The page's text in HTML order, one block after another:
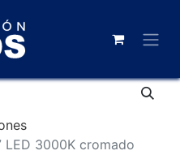
LED 3000K cromado